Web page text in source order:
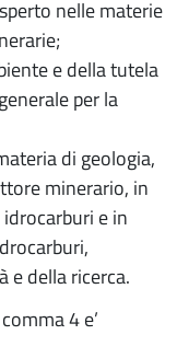
nelle materie
e della tutela
per la
di geologia,
minerario, in
e in
e della ricerca.
4 e’